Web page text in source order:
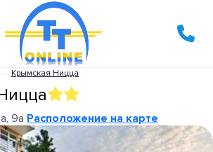
Крымская Ницца
9а Расположение на карте